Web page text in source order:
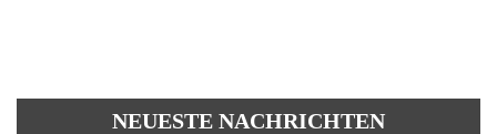
NEUESTE NACHRICHTEN